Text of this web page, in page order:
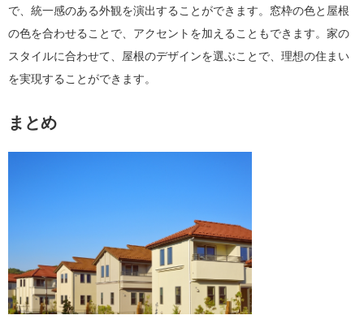
で、統一感のある外観を演出することができます。窓枠の色と屋根
の色を合わせることで、アクセントを加えることもできます。家の
スタイルに合わせて、屋根のデザインを選ぶことで、理想の住まい
を実現することができます。
まとめ